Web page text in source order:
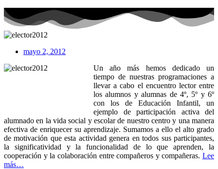
mayo 2, 2012
Un año más hemos dedicado un
tiempo de nuestras programaciones a
llevar a cabo el encuentro lector entre
los alumnos y alumnas de 4º, 5º y 6º
con los de Educación Infantil, un
ejemplo de participación activa del
alumnado en la vida social y escolar de nuestro centro y una manera
efectiva de enriquecer su aprendizaje. Sumamos a ello el alto grado
de motivación que esta actividad genera en todos sus participantes,
la significatividad y la funcionalidad de lo que aprenden, la
cooperación y la colaboración entre compañeros y compañeras. Lee
más…